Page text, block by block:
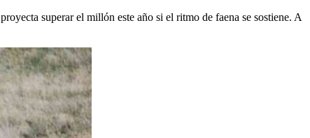
proyecta superar el millón este año si el ritmo de faena se sostiene. A